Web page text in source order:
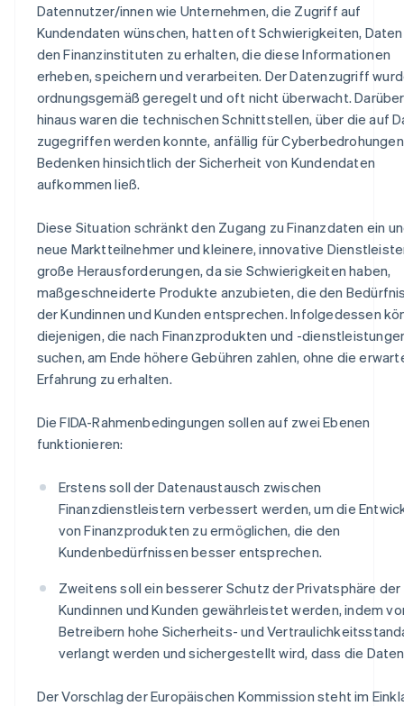
Datennutzer/innen wie Unternehmen, die Zugriff auf
Kundendaten wünschen, hatten oft Schwierigkeiten,
den Finanzinstituten zu erhalten, die diese Informationen
erheben, speichern und verarbeiten. Der Datenzugriff
ordnungsgemäß geregelt und oft nicht überwacht. Darüber
hinaus waren die technischen Schnittstellen, über die auf
zugegriffen werden konnte, anfällig für
Bedenken hinsichtlich der Sicherheit von Kundendaten
aufkommen ließ.
Diese Situation schränkt den Zugang zu Finanzdaten ein
neue Marktteilnehmer und kleinere, innovative
große Herausforderungen, da sie Schwierigkeiten haben,
maßgeschneiderte Produkte anzubieten, die den
der Kundinnen und Kunden entsprechen. Infolgedessen
diejenigen, die nach Finanzprodukten und -
suchen, am Ende höhere Gebühren zahlen, ohne die
Erfahrung zu erhalten.
Die FIDA-Rahmenbedingungen sollen auf zwei Ebenen
funktionieren:
Erstens soll der Datenaustausch zwischen
Finanzdienstleistern verbessert werden, um die
von Finanzprodukten zu ermöglichen, die den
Kundenbedürfnissen besser entsprechen.
Zweitens soll ein besserer Schutz der Privatsphäre der
Kundinnen und Kunden gewährleistet werden, indem
Betreibern hohe Sicherheits- und
verlangt werden und sichergestellt wird, dass die
Der Vorschlag der Europäischen Kommission steht im